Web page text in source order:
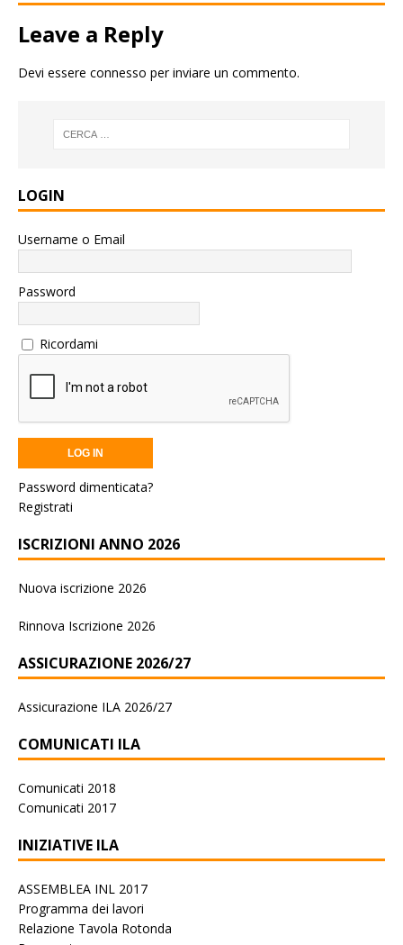
Leave a Reply
Devi essere connesso per inviare un commento.
LOGIN
Username o Email
Password
Ricordami
Password dimenticata?
Registrati
ISCRIZIONI ANNO 2026
Nuova iscrizione 2026
Rinnova Iscrizione 2026
ASSICURAZIONE 2026/27
Assicurazione ILA 2026/27
COMUNICATI ILA
Comunicati 2018
Comunicati 2017
INIZIATIVE ILA
ASSEMBLEA INL 2017
Programma dei lavori
Relazione Tavola Rotonda